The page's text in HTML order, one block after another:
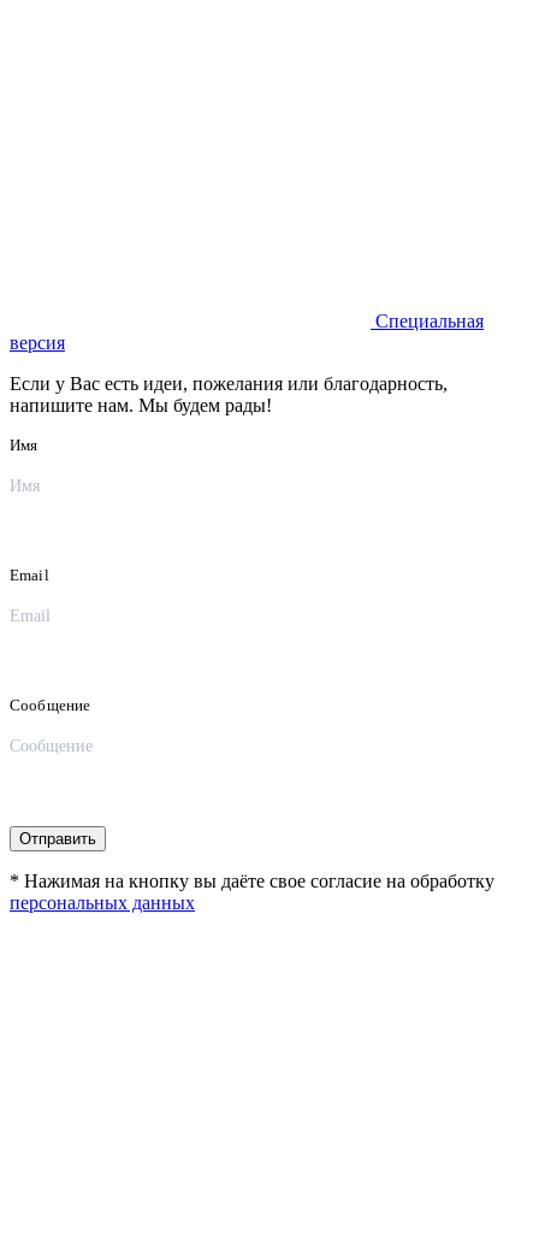
Специальная
версия
Если у Вас есть идеи, пожелания или благодарность,
напишите нам. Мы будем рады!
Имя
Email
Сообщение
* Нажимая на кнопку вы даёте свое согласие на обработку
персональных данных